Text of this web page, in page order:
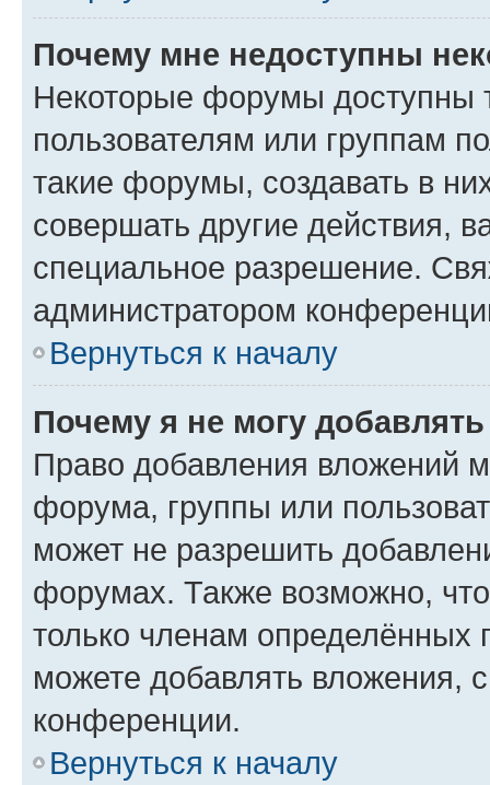
Почему мне недоступны
Некоторые форумы доступны
пользователям или группам
такие форумы, создавать в
совершать другие действия,
специальное разрешение.
администратором
Вернуться к началу
Почему я не могу
Право добавления вложений
форума, группы или
может не разрешить
форумах. Также возможно,
только членам определённых
можете добавлять вложения,
конференции.
Вернуться к началу